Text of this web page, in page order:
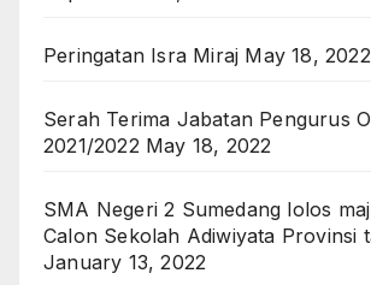
Peringatan Isra Miraj May 18, 2022
Serah Terima Jabatan Pengurus
2021/2022 May 18, 2022
SMA Negeri 2 Sumedang lolos
Calon Sekolah Adiwiyata Provinsi
January 13, 2022